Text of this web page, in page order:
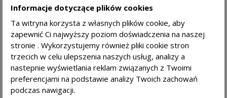
Biotyna w diecie - gdzie znajdziesz tę
witaminę?
Jak wspomnieliśmy wcześniej, witamina B7 występuje
zarówno w produktach pochodzenia roślinnego, jak i
Informacje dotyczące plików cookies
Ta witryna korzysta z własnych plików cookie, aby
zapewnić Ci najwyższy poziom doświadczenia na naszej
stronie . Wykorzystujemy również pliki cookie stron
trzecich w celu ulepszenia naszych usług, analizy a
nastepnie wyświetlania reklam związanych z Twoimi
preferencjami na podstawie analizy Twoich zachowań
podczas nawigacji.